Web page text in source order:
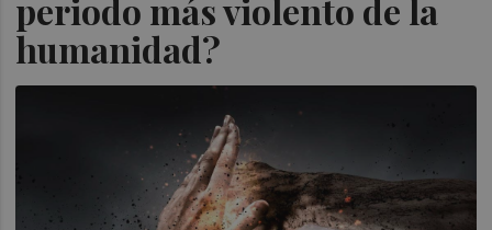
periodo más violento de la
humanidad?